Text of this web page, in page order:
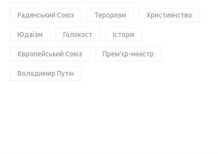
Радянський Союз Тероризм Християнство
Юдаїзм Голокост Історія
Європейський Союз Прем'єр-міністр
Володимир Путін